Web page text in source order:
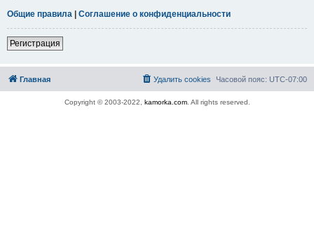
Общие правила | Соглашение о конфиденциальности
Регистрация
Главная Часовой пояс: UTC-07:00
Удалить cookies
Copyright © 2003-2022, kamorka.com. All rights reserved.